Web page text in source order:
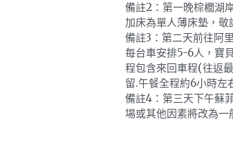
備註2：第一晚棕櫚湖
加床為單人薄床墊，敬
備註3：第二天前往阿
每台車安排5-6人，寶
程包含來回車程(往返
留.午餐全程約6小時左
備註4：第三天下午蘇
場或其他因素將改為一